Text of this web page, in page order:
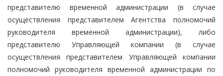
представителю временной администрации (в случае
осуществления представителем Агентства полномочий
руководителя временной администрации), либо
представителю Управляющей компании (в случае
осуществления представителем Управляющей компании
полномочий руководителя временной администрации по